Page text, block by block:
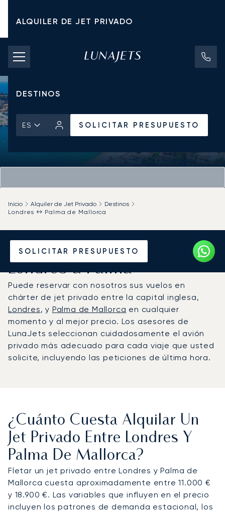
ALQUILER DE JET PRIVADO
TARIFAS DE CHÁRTER
JETS PRIVADOS
DESTINOS
ES SOLICITAR PRESUPUESTO
SOLICITAR PRESUPUESTO
Inicio Alquiler de Jet Privado
Destinos
Londres ↔ Palma de Mallorca
Alquile un Jet Privado de
Londres a Palma
Puede reservar con nosotros sus vuelos en
chárter de jet privado entre la capital inglesa,
Londres, y Palma de Mallorca en cualquier
momento y al mejor precio. Los asesores de
LunaJets seleccionan cuidadosamente el avión
privado más adecuado para cada viaje que usted
solicite, incluyendo las peticiones de última hora.
¿Cuánto Cuesta Alquilar Un
Jet Privado Entre Londres Y
Palma De Mallorca?
Fletar un jet privado entre Londres y Palma de
Mallorca cuesta aproximadamente entre 11.000 €
y 18.900 €. Las variables que influyen en el precio
incluyen los patrones de demanda estacional, los